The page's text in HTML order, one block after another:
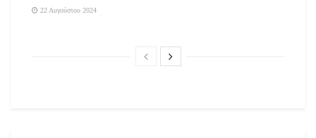
22 Αυγούστου 2024